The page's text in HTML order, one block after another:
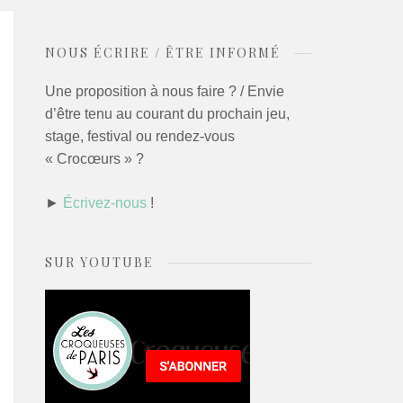
NOUS ÉCRIRE / ÊTRE INFORMÉ
Une proposition à nous faire ? / Envie
d’être tenu au courant du prochain jeu,
stage, festival ou rendez-vous
« Crocœurs » ?
► Écrivez-nous!
SUR YOUTUBE